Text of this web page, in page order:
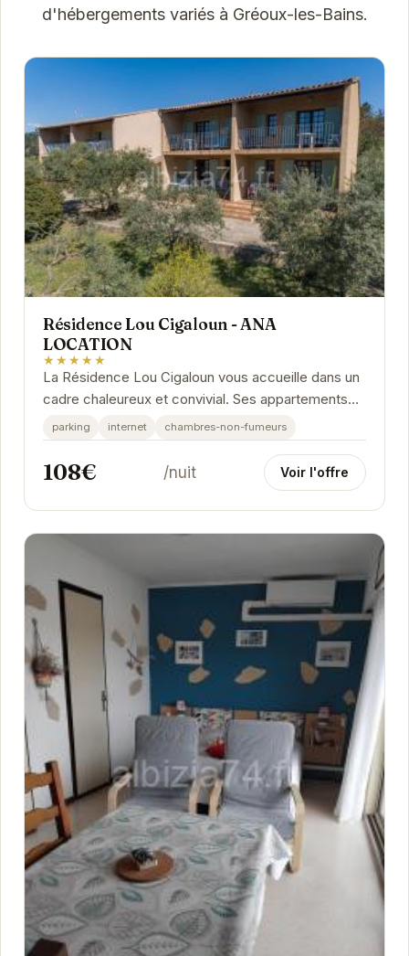
d'hébergements variés à Gréoux-les-Bains.
Résidence Lou Cigaloun - ANA
LOCATION
★★★★★
La Résidence Lou Cigaloun vous accueille dans un
cadre chaleureux et convivial. Ses appartements
tout équipés offrent un confort optimal pour des...
parking internet chambres-non-fumeurs
108€ /nuit Voir l'offre